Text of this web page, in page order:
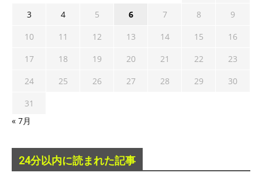
3
4 5 6 7 8
9
10
11 12 13 14 15
16
17
18 19 20 21 22
23
24
25 26 27 28 29
30
31
« 7月
24分以内に読まれた記事